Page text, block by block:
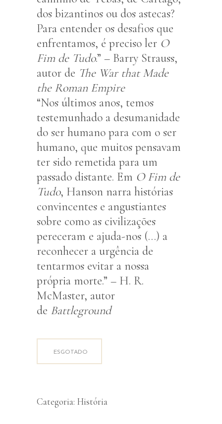
dos bizantinos ou dos astecas?
Para entender os desafios que
enfrentamos, é preciso ler O
Fim de Tudo.” – Barry Strauss,
autor de The War that Made
the Roman Empire
“Nos últimos anos, temos
testemunhado a desumanidade
do ser humano para com o ser
humano, que muitos pensavam
ter sido remetida para um
passado distante. Em O Fim de
Tudo, Hanson narra histórias
convincentes e angustiantes
sobre como as civilizações
pereceram e ajuda-nos (…) a
reconhecer a urgência de
tentarmos evitar a nossa
própria morte.” – H. R.
McMaster, autor
de Battleground
ESGOTADO
Categoria: História